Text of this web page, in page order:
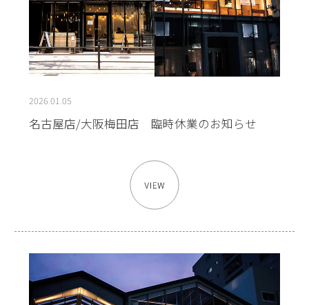
2026.01.05
名古屋店/大阪梅田店 臨時休業のお知らせ